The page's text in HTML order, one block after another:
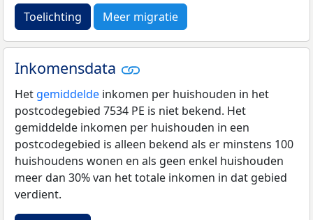
Toelichting Meer migratie
Inkomensdata
Het gemiddelde inkomen per huishouden in het
postcodegebied 7534 PE is niet bekend. Het
gemiddelde inkomen per huishouden in een
postcodegebied is alleen bekend als er minstens 100
huishoudens wonen en als geen enkel huishouden
meer dan 30% van het totale inkomen in dat gebied
verdient.